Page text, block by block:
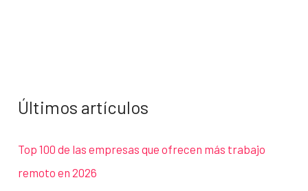
Últimos artículos
Top 100 de las empresas que ofrecen más trabajo
remoto en 2026